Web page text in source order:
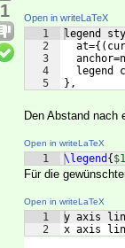
1 Open in writeLaTeX
1
2
3
4
5
legend
legend
},
Den Abstand nach
Open in writeLaTeX
1 \legend {
Für die
Open in writeLaTeX
1
2
y axis
x axis